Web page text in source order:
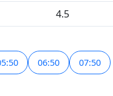
4.5
06:50 07:50